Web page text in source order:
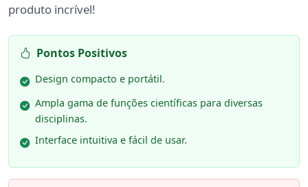
produto incrível!
Pontos Positivos
Design compacto e portátil.
Ampla gama de funções científicas para diversas
disciplinas.
Interface intuitiva e fácil de usar.